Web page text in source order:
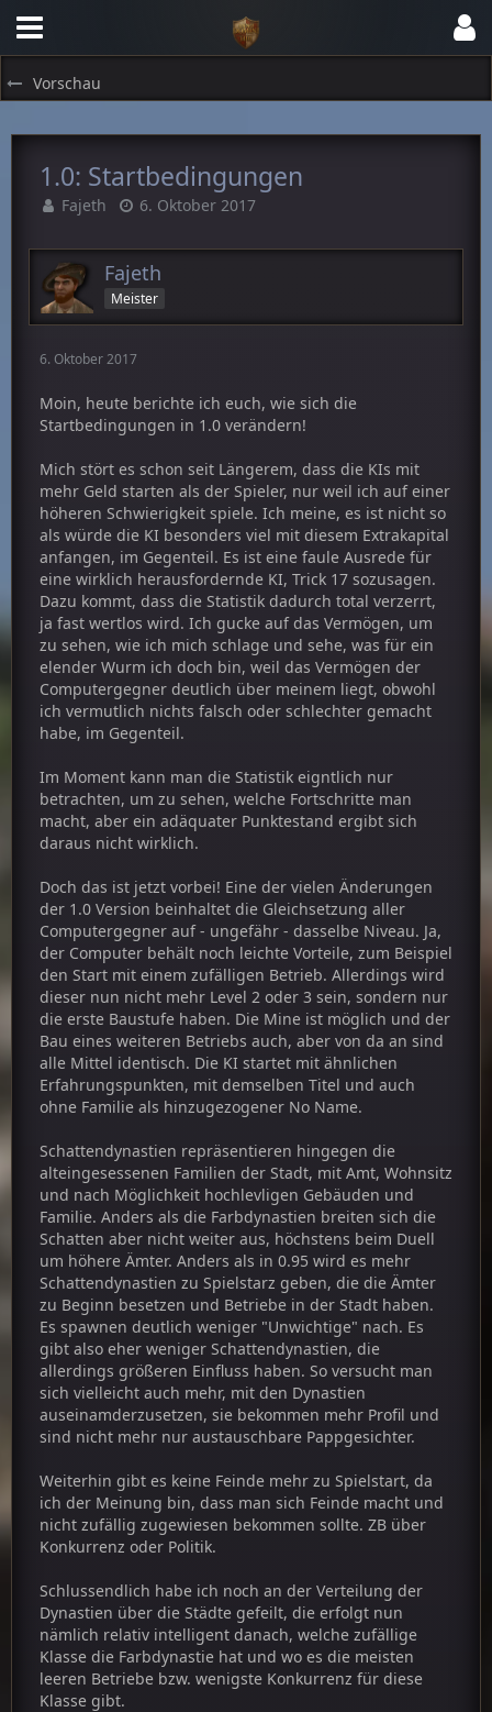
Vorschau
1.0: Startbedingungen
Fajeth 6. Oktober 2017
Fajeth
Meister
6. Oktober 2017
Moin, heute berichte ich euch, wie sich die
Startbedingungen in 1.0 verändern!
Mich stört es schon seit Längerem, dass die KIs mit
mehr Geld starten als der Spieler, nur weil ich auf einer
höheren Schwierigkeit spiele. Ich meine, es ist nicht so
als würde die KI besonders viel mit diesem Extrakapital
anfangen, im Gegenteil. Es ist eine faule Ausrede für
eine wirklich herausfordernde KI, Trick 17 sozusagen.
Dazu kommt, dass die Statistik dadurch total verzerrt,
ja fast wertlos wird. Ich gucke auf das Vermögen, um
zu sehen, wie ich mich schlage und sehe, was für ein
elender Wurm ich doch bin, weil das Vermögen der
Computergegner deutlich über meinem liegt, obwohl
ich vermutlich nichts falsch oder schlechter gemacht
habe, im Gegenteil.
Im Moment kann man die Statistik eigntlich nur
betrachten, um zu sehen, welche Fortschritte man
macht, aber ein adäquater Punktestand ergibt sich
daraus nicht wirklich.
Doch das ist jetzt vorbei! Eine der vielen Änderungen
der 1.0 Version beinhaltet die Gleichsetzung aller
Computergegner auf - ungefähr - dasselbe Niveau. Ja,
der Computer behält noch leichte Vorteile, zum Beispiel
den Start mit einem zufälligen Betrieb. Allerdings wird
dieser nun nicht mehr Level 2 oder 3 sein, sondern nur
die erste Baustufe haben. Die Mine ist möglich und der
Bau eines weiteren Betriebs auch, aber von da an sind
alle Mittel identisch. Die KI startet mit ähnlichen
Erfahrungspunkten, mit demselben Titel und auch
ohne Familie als hinzugezogener No Name.
Schattendynastien repräsentieren hingegen die
alteingesessenen Familien der Stadt, mit Amt, Wohnsitz
und nach Möglichkeit hochlevligen Gebäuden und
Familie. Anders als die Farbdynastien breiten sich die
Schatten aber nicht weiter aus, höchstens beim Duell
um höhere Ämter. Anders als in 0.95 wird es mehr
Schattendynastien zu Spielstarz geben, die die Ämter
zu Beginn besetzen und Betriebe in der Stadt haben.
Es spawnen deutlich weniger "Unwichtige" nach. Es
gibt also eher weniger Schattendynastien, die
allerdings größeren Einfluss haben. So versucht man
sich vielleicht auch mehr, mit den Dynastien
auseinamderzusetzen, sie bekommen mehr Profil und
sind nicht mehr nur austauschbare Pappgesichter.
Weiterhin gibt es keine Feinde mehr zu Spielstart, da
ich der Meinung bin, dass man sich Feinde macht und
nicht zufällig zugewiesen bekommen sollte. ZB über
Konkurrenz oder Politik.
Schlussendlich habe ich noch an der Verteilung der
Dynastien über die Städte gefeilt, die erfolgt nun
nämlich relativ intelligent danach, welche zufällige
Klasse die Farbdynastie hat und wo es die meisten
leeren Betriebe bzw. wenigste Konkurrenz für diese
Klasse gibt.